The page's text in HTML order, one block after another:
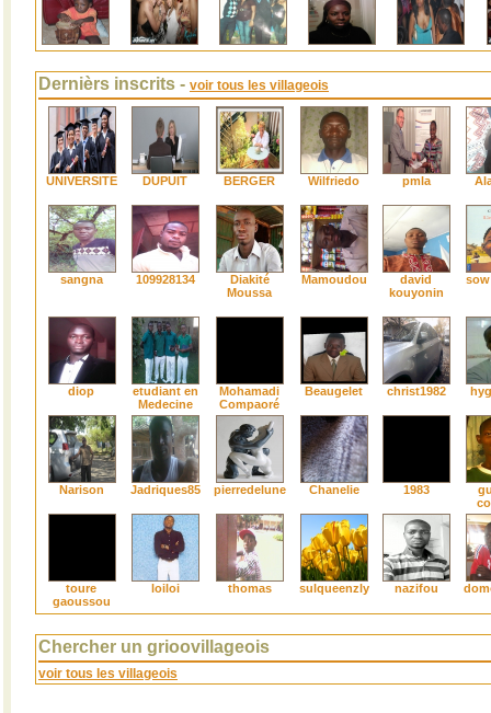
Dernièrs inscrits - voir tous les villageois
UNIVERSITE DUPUIT BERGER Wilfriedo pmla
sangna 109928134
Diakité
Moussa
Mamoudou
david
kouyonin
diop
etudiant en
Medecine
Mohamadi
Compaoré
Beaugelet christ1982
Narison Jadriques85 pierredelune Chanelie 1983
toure
gaoussou
loiloi thomas sulqueenzly nazifou
Chercher un grioovillageois
voir tous les villageois